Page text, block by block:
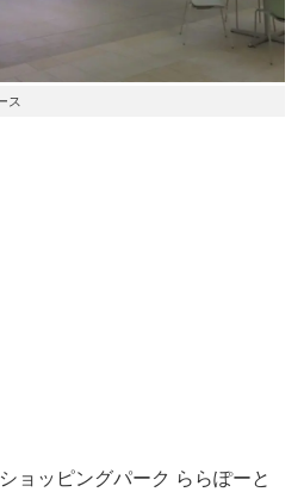
ス
ョッピングパーク ららぽーと